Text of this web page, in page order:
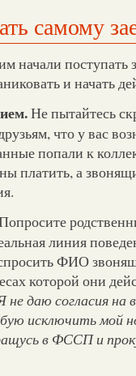
самому
начали поступать
и начать
Не пытайтесь
что у вас
попали к
платить, а
линия
ФИО
которой они
не даю согласия на
исключить мой
в ФССП и